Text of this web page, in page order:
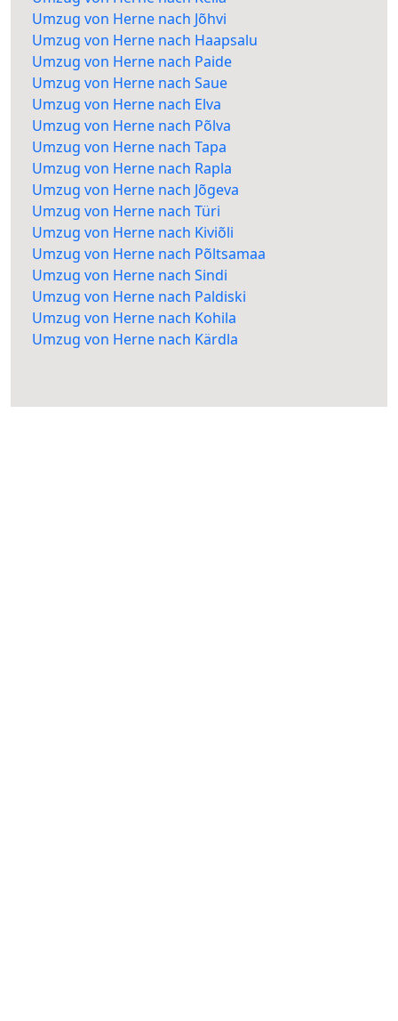
Umzug von Herne nach Jõhvi
Umzug von Herne nach Haapsalu
Umzug von Herne nach Paide
Umzug von Herne nach Saue
Umzug von Herne nach Elva
Umzug von Herne nach Põlva
Umzug von Herne nach Tapa
Umzug von Herne nach Rapla
Umzug von Herne nach Jõgeva
Umzug von Herne nach Türi
Umzug von Herne nach Kiviõli
Umzug von Herne nach Põltsamaa
Umzug von Herne nach Sindi
Umzug von Herne nach Paldiski
Umzug von Herne nach Kohila
Umzug von Herne nach Kärdla